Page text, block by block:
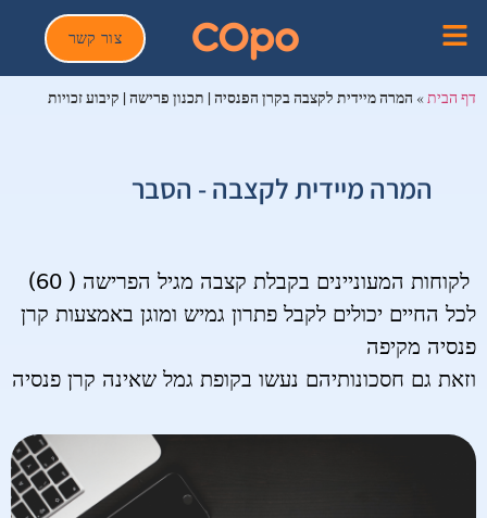
צור קשר
דף הבית» המרה מיידית לקצבה בקרן הפנסיה | תכנון פרישה | קיבוע זכויות
המרה מיידית לקצבה - הסבר
לקוחות המעוניינים בקבלת קצבה מגיל הפרישה ( 60)
לכל החיים יכולים לקבל פתרון גמיש ומוגן באמצעות קרן
פנסיה מקיפה
וזאת גם חסכונותיהם נעשו בקופת גמל שאינה קרן פנסיה